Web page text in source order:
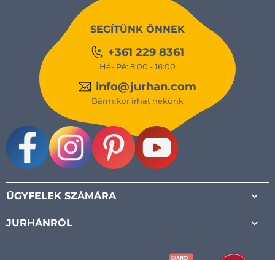
SEGÍTÜNK ÖNNEK
+361 229 8361
Hé- Pé: 8:00 - 16:00
info@jurhan.com
Bármikor írhat nekünk
ÜGYFELEK SZÁMÁRA
JURHÁNRÓL